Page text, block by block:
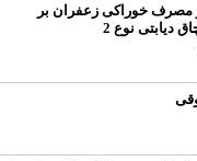
خوراکی زعفران بر